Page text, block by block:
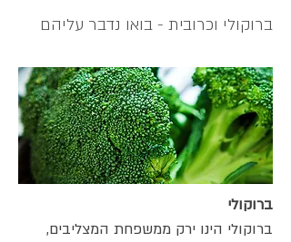
ברוקולי וכרובית - בואו נדבר עליהם
ברוקולי
ברוקולי הינו ירק ממשפחת המצליבים,